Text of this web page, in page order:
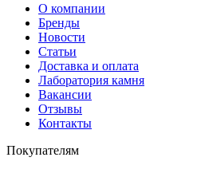
О компании
Бренды
Новости
Статьи
Доставка и оплата
Лаборатория камня
Вакансии
Отзывы
Контакты
Покупателям